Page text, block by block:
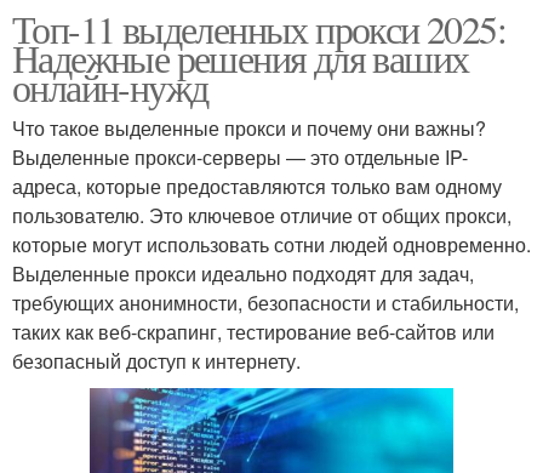
Топ-11 выделенных прокси 2025:
Надежные решения для ваших
онлайн-нужд
Что такое выделенные прокси и почему они важны?
Выделенные прокси-серверы — это отдельные IP-
адреса, которые предоставляются только вам одному
пользователю. Это ключевое отличие от общих прокси,
которые могут использовать сотни людей одновременно.
Выделенные прокси идеально подходят для задач,
требующих анонимности, безопасности и стабильности,
таких как веб-скрапинг, тестирование веб-сайтов или
безопасный доступ к интернету.